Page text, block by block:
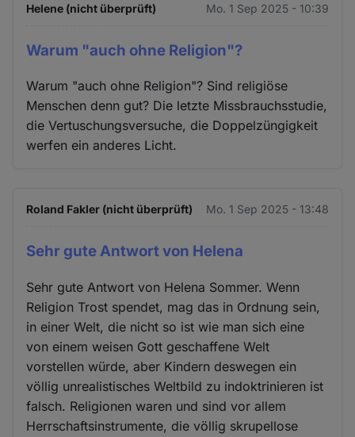
Helene (nicht überprüft) Mo. 1 Sep 2025 - 10:39
Warum "auch ohne Religion"?
Warum "auch ohne Religion"? Sind religiöse
Menschen denn gut? Die letzte Missbrauchsstudie,
die Vertuschungsversuche, die Doppelzüngigkeit
werfen ein anderes Licht.
Roland Fakler (nicht überprüft) Mo. 1 Sep 2025 - 13:48
Sehr gute Antwort von Helena
Sehr gute Antwort von Helena Sommer. Wenn
Religion Trost spendet, mag das in Ordnung sein,
in einer Welt, die nicht so ist wie man sich eine
von einem weisen Gott geschaffene Welt
vorstellen würde, aber Kindern deswegen ein
völlig unrealistisches Weltbild zu indoktrinieren ist
falsch. Religionen waren und sind vor allem
Herrschaftsinstrumente, die völlig skrupellose